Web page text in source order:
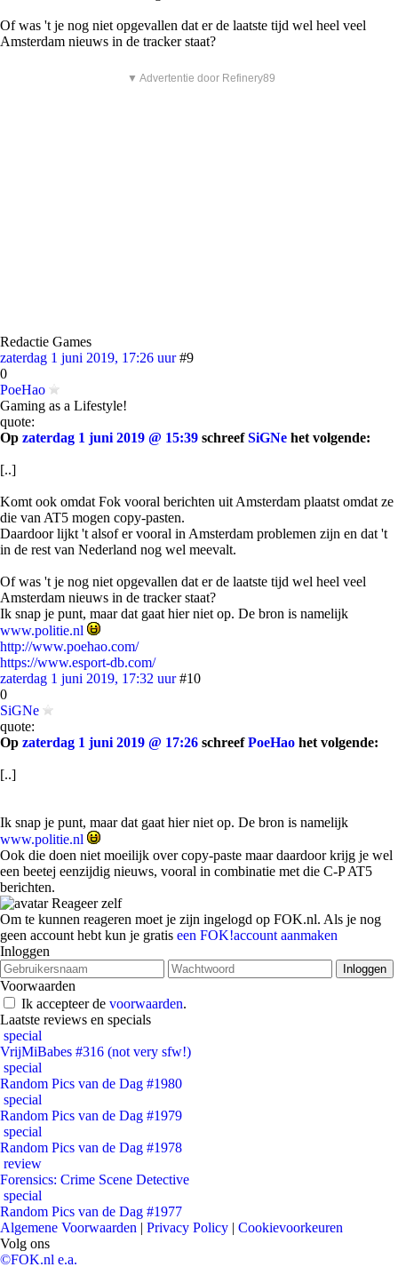
Of was 't je nog niet opgevallen dat er de laatste tijd wel heel veel
Amsterdam nieuws in de tracker staat?
▼ Advertentie door Refinery89
Redactie Games
zaterdag 1 juni 2019, 17:26 uur #9
0
PoeHao
Gaming as a Lifestyle!
quote:
Op zaterdag 1 juni 2019 @ 15:39 schreefSiGNe het volgende:
[..]
Komt ook omdat Fok vooral berichten uit Amsterdam plaatst omdat ze
die van AT5 mogen copy-pasten.
Daardoor lijkt 't alsof er vooral in Amsterdam problemen zijn en dat 't
in de rest van Nederland nog wel meevalt.
Of was 't je nog niet opgevallen dat er de laatste tijd wel heel veel
Amsterdam nieuws in de tracker staat?
Ik snap je punt, maar dat gaat hier niet op. De bron is namelijk
www.politie.nl
http://www.poehao.com/
https://www.esport-db.com/
zaterdag 1 juni 2019, 17:32 uur #10
0
SiGNe
quote:
Op zaterdag 1 juni 2019 @ 17:26 schreefPoeHao het volgende:
[..]
Ik snap je punt, maar dat gaat hier niet op. De bron is namelijk
www.politie.nl
Ook die doen niet moeilijk over copy-paste maar daardoor krijg je wel
een beetej eenzijdig nieuws, vooral in combinatie met die C-P AT5
berichten.
Reageer zelf
Om te kunnen reageren moet je zijn ingelogd op FOK.nl. Als je nog
geen account hebt kun je gratis een FOK!account aanmaken
Inloggen
Voorwaarden
Ik accepteer de voorwaarden.
Laatste reviews en specials
special
VrijMiBabes #316 (not very sfw!)
special
Random Pics van de Dag #1980
special
Random Pics van de Dag #1979
special
Random Pics van de Dag #1978
review
Forensics: Crime Scene Detective
special
Random Pics van de Dag #1977
Algemene Voorwaarden | Privacy Policy | Cookievoorkeuren
Volg ons
©FOK.nl e.a.